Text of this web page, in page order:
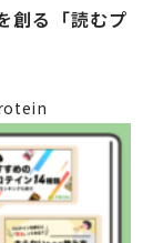
創る「読むプ